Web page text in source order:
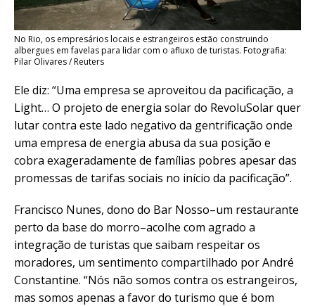
No Rio, os empresários locais e estrangeiros estão construindo
albergues em favelas para lidar com o afluxo de turistas. Fotografia:
Pilar Olivares / Reuters
Ele diz: “Uma empresa se aproveitou da pacificação, a
Light… O projeto de energia solar do RevoluSolar quer
lutar contra este lado negativo da gentrificação onde
uma empresa de energia abusa da sua posição e
cobra exageradamente de famílias pobres apesar das
promessas de tarifas sociais no início da pacificação”.
Francisco Nunes, dono do Bar Nosso–um restaurante
perto da base do morro–acolhe com agrado a
integração de turistas que saibam respeitar os
moradores, um sentimento compartilhado por André
Constantine. “Nós não somos contra os estrangeiros,
mas somos apenas a favor do turismo que é bom